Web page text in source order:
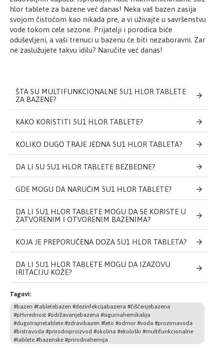
ŠTA SU MULTIFUNKCIONALNE 5U1 HLOR TABLETE
ZA BAZENE?
KAKO KORISTITI 5U1 HLOR TABLETE?
KOLIKO DUGO TRAJE JEDNA 5U1 HLOR TABLETA?
DA LI SU 5U1 HLOR TABLETE BEZBEDNE?
GDE MOGU DA NARUČIM 5U1 HLOR TABLETE?
DA LI 5U1 HLOR TABLETE MOGU DA SE KORISTE U
ZATVORENIM I OTVORENIM BAZENIMA?
KOJA JE PREPORUČENA DOZA 5U1 HLOR TABLETA?
DA LI 5U1 HLOR TABLETE MOGU DA IZAZOVU
IRITACIJU KOŽE?
U PREPORUČENIM DOZAMA Multi funkcional tablete 5
u 1 NISU TOKSIČANE I NE DELUJE NA KOŽU.
hlor tablete za bazene već danas! Neka vaš bazen zasija
svojom čistoćom kao nikada pre, a vi uživajte u savršenstvu
vode tokom cele sezone. Prijatelji i porodica biće
oduševljeni, a vaši trenuci u bazenu će biti nezaboravni. Zar
ne zaslužujete takvu idilu? Naručite već danas!
Tagovi:
#bazen #tabletebazen #dezinfekcijabazena #čišćenjebazena
#pHvrednost #održavanjebazena #sigurnahemikalija
#dugotrajnetablete #zdravibazen #leto #odmor #voda #prozirnavoda
#bistravoda #prirodniproizvod #okolina #ekološki #multifunkcionalne
#tablete #bazenske #prirodnahemija